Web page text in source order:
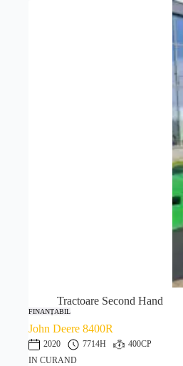
Tractoare Second Hand
FINANȚABIL
John Deere 8400R
2020 7714H
400CP
IN CURAND